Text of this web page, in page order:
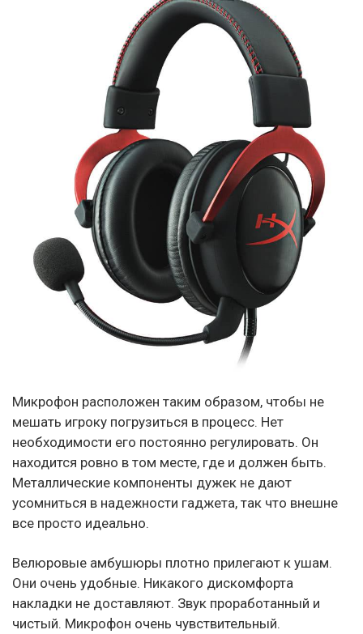
Микрофон расположен таким образом, чтобы не
мешать игроку погрузиться в процесс. Нет
необходимости его постоянно регулировать. Он
находится ровно в том месте, где и должен быть.
Металлические компоненты дужек не дают
усомниться в надежности гаджета, так что внешне
все просто идеально.
Велюровые амбушюры плотно прилегают к ушам.
Они очень удобные. Никакого дискомфорта
накладки не доставляют. Звук проработанный и
чистый. Микрофон очень чувствительный.